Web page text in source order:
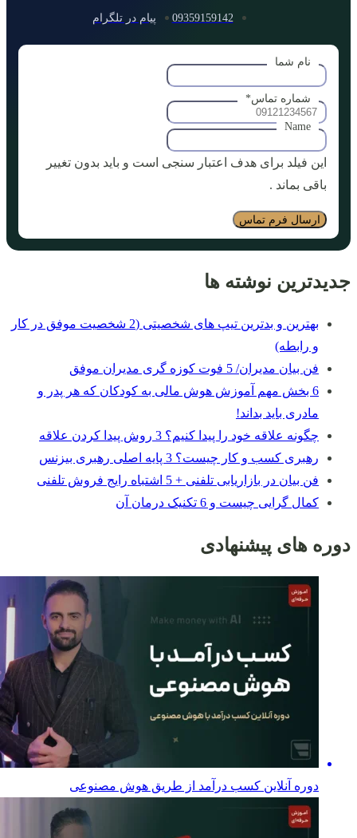
09359159142 پیام در تلگرام
نام شما
شماره تماس*
Name
این فیلد برای هدف اعتبار سنجی است و باید بدون تغییر
باقی بماند .
جدیدترین نوشته ها
بهترین و بدترین تیپ های شخصیتی (2 شخصیت موفق در کار
و رابطه)
فن بیان مدیران/ 5 فوت کوزه گری مدیران موفق
6 بخش مهم آموزش هوش مالی به کودکان که هر پدر و
مادری باید بداند!
چگونه علاقه خود را پیدا کنیم؟ 3 روش پیدا کردن علاقه
رهبری کسب و کار چیست؟ 3 پایه اصلی رهبری بیزنس
فن بیان در بازاریابی تلفنی + 5 اشتباه رایج فروش تلفنی
کمال گرایی چیست و 6 تکنیک درمان آن
دوره های پیشنهادی
دوره آنلاین کسب درآمد از طریق هوش مصنوعی